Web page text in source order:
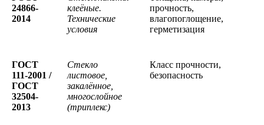
24866-
2014
клеёные.
Технические
условия
прочность,
влагопоглощение,
герметизация
ГОСТ
111-2001 /
ГОСТ
32504-
2013
Стекло
листовое,
закалённое,
многослойное
(триплекс)
Класс прочности,
безопасность